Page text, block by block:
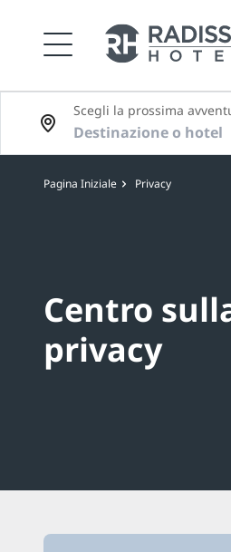
Scegli la prossima
Pagina Iniziale Privacy
Centro
privacy